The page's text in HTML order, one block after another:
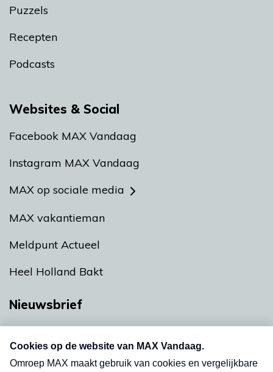
Puzzels
Recepten
Podcasts
Websites & Social
Facebook MAX Vandaag
Instagram MAX Vandaag
MAX op sociale media
MAX vakantieman
Meldpunt Actueel
Heel Holland Bakt
Nieuwsbrief
nieuwsbrief. Elke vrijdag- en dinsdagochtend in
uw mailbox.